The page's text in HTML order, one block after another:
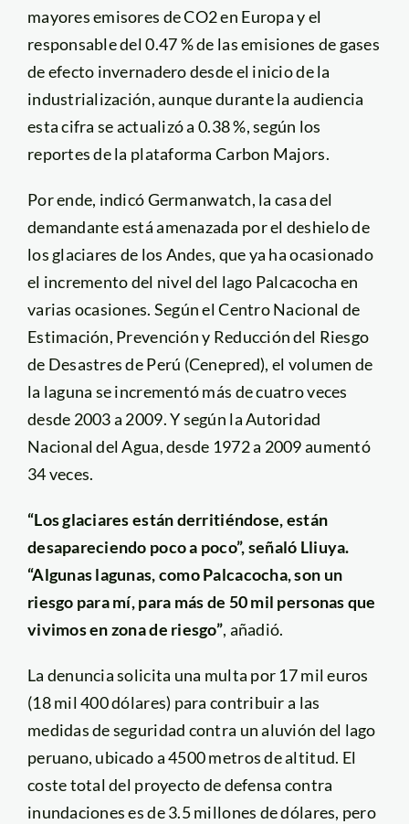
mayores emisores de CO2 en Europa y el
responsable del 0.47 % de las emisiones de gases
de efecto invernadero desde el inicio de la
industrialización, aunque durante la audiencia
esta cifra se actualizó a 0.38 %, según los
reportes de la plataforma Carbon Majors.
Por ende, indicó Germanwatch, la casa del
demandante está amenazada por el deshielo de
los glaciares de los Andes, que ya ha ocasionado
el incremento del nivel del lago Palcacocha en
varias ocasiones. Según el Centro Nacional de
Estimación, Prevención y Reducción del Riesgo
de Desastres de Perú (Cenepred), el volumen de
la laguna se incrementó más de cuatro veces
desde 2003 a 2009. Y según la Autoridad
Nacional del Agua, desde 1972 a 2009 aumentó
34 veces.
“Los glaciares están derritiéndose, están
desapareciendo poco a poco”, señaló Lliuya.
“Algunas lagunas, como Palcacocha, son un
riesgo para mí, para más de 50 mil personas que
vivimos en zona de riesgo”, añadió.
La denuncia solicita una multa por 17 mil euros
(18 mil 400 dólares) para contribuir a las
medidas de seguridad contra un aluvión del lago
peruano, ubicado a 4500 metros de altitud. El
coste total del proyecto de defensa contra
inundaciones es de 3.5 millones de dólares, pero